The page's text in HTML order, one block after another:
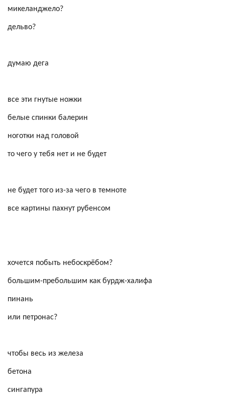
микеланджело?
дельво?
думаю дега
все эти гнутые ножки
белые спинки балерин
ноготки над головой
то чего у тебя нет и не будет
не будет того из-за чего в темноте
все картины пахнут рубенсом
хочется побыть небоскрёбом?
большим-пребольшим как бурдж-халифа
пинань
или петронас?
чтобы весь из железа
бетона
сингапура